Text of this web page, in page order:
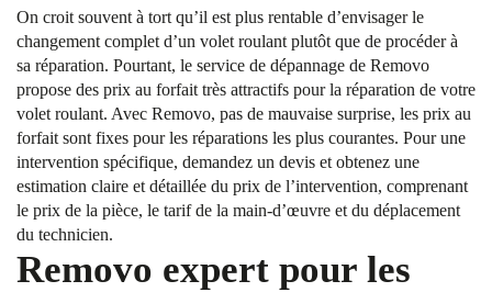
On croit souvent à tort qu’il est plus rentable d’envisager le
changement complet d’un volet roulant plutôt que de procéder à
sa réparation. Pourtant, le service de dépannage de Removo
propose des prix au forfait très attractifs pour la réparation de votre
volet roulant. Avec Removo, pas de mauvaise surprise, les prix au
forfait sont fixes pour les réparations les plus courantes. Pour une
intervention spécifique, demandez un devis et obtenez une
estimation claire et détaillée du prix de l’intervention, comprenant
le prix de la pièce, le tarif de la main-d’œuvre et du déplacement
du technicien.
Removo expert pour les